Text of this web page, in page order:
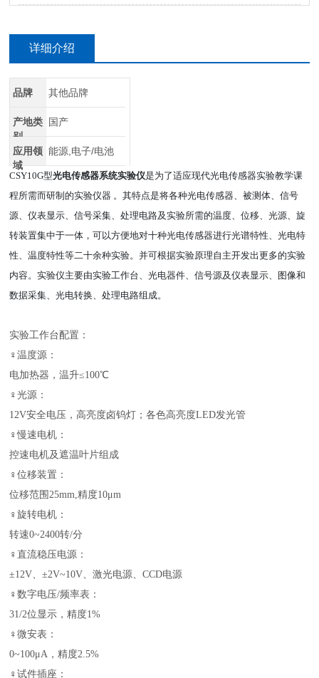
详细介绍
品牌 其他品牌
产地类
别
国产
应用领
域
能源,电子/电池
CSY10G型光电传感器系统实验仪是为了适应现代光电传感器实验教学课
程所需而研制的实验仪器 。其特点是将各种光电传感器、被测体、信号
源、仪表显示、信号采集、处理电路及实验所需的温度、位移、光源、旋
转装置集中于一体，可以方便地对十种光电传感器进行光谱特性、光电特
性、温度特性等二十余种实验。并可根据实验原理自主开发出更多的实验
内容。实验仪主要由实验工作台、光电器件、信号源及仪表显示、图像和
数据采集、光电转换、处理电路组成。
实验工作台配置：
♀温度源：
电加热器，温升≤100℃
♀光源：
12V安全电压，高亮度卤钨灯；各色高亮度LED发光管
♀慢速电机：
控速电机及遮温叶片组成
♀位移装置：
位移范围25mm,精度10μm
♀旋转电机：
转速0~2400转/分
♀直流稳压电源：
±12V、±2V~10V、激光电源、CCD电源
♀数字电压/频率表：
31/2位显示，精度1%
♀微安表：
0~100μA，精度2.5%
♀试件插座：